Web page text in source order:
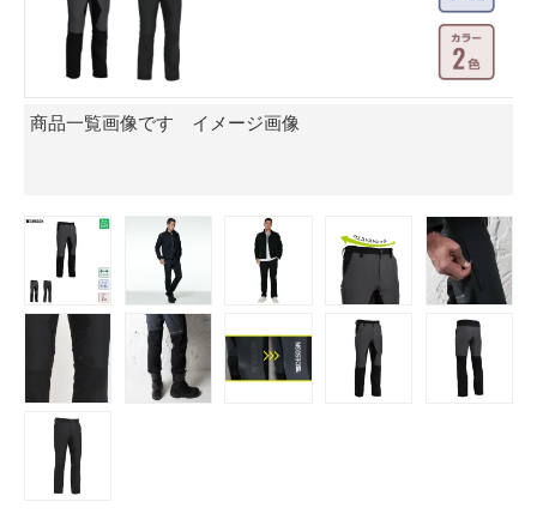
商品一覧画像です イメージ画像